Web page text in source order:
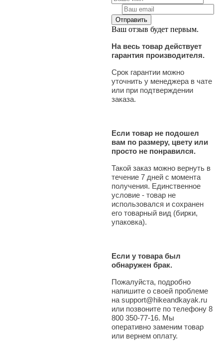
Ваш отзыв будет первым.
На весь товар действует
гарантия производителя.
Срок гарантии можно
уточнить у менеджера в чате
или при подтверждении
заказа.
Если товар не подошел
вам по размеру, цвету или
просто не понравился.
Такой заказ можно вернуть в
течение 7 дней с момента
получения. Единственное
условие - товар не
использовался и сохранен
его товарный вид (бирки,
упаковка).
Если у товара был
обнаружен брак.
Пожалуйста, подробно
напишите о своей проблеме
на support@hikeandkayak.ru
или позвоните по телефону 8
800 350-77-16. Мы
оперативно заменим товар
или вернем оплату.